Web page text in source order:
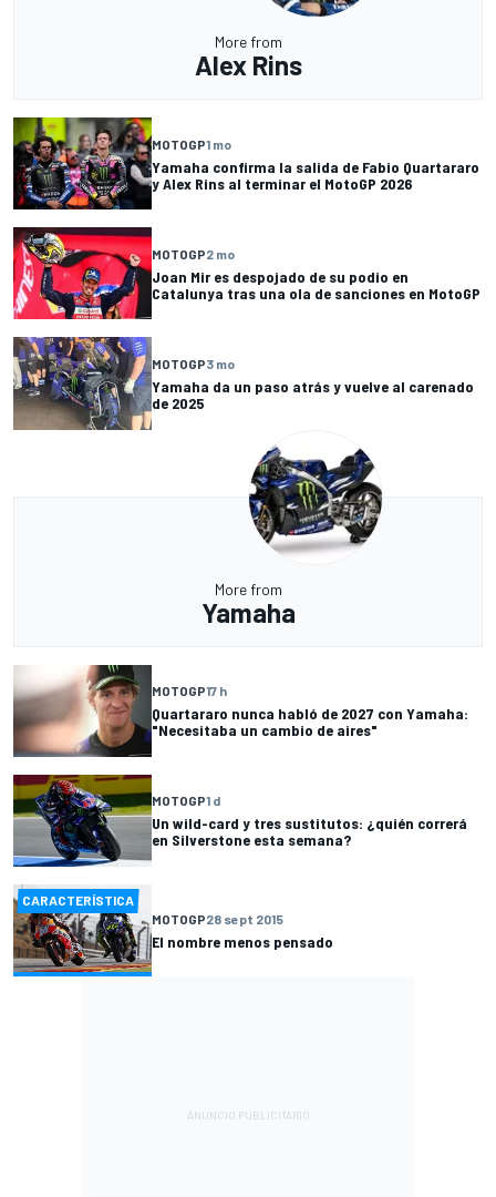
More from
Alex Rins
MOTOGP1 mo
Yamaha confirma la salida de Fabio Quartararo
y Alex Rins al terminar el MotoGP 2026
MOTOGP2 mo
Joan Mir es despojado de su podio en
Catalunya tras una ola de sanciones en MotoGP
MOTOGP3 mo
Yamaha da un paso atrás y vuelve al carenado
de 2025
More from
Yamaha
MOTOGP17 h
Quartararo nunca habló de 2027 con Yamaha:
"Necesitaba un cambio de aires"
MOTOGP1 d
Un wild-card y tres sustitutos: ¿quién correrá
en Silverstone esta semana?
CARACTERÍSTICA
MOTOGP28 sept 2015
El nombre menos pensado